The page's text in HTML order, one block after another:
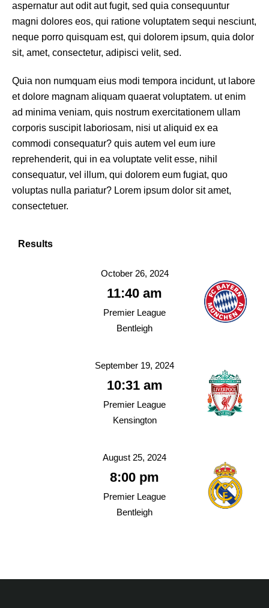
aspernatur aut odit aut fugit, sed quia consequuntur
magni dolores eos, qui ratione voluptatem sequi nesciunt,
neque porro quisquam est, qui dolorem ipsum, quia dolor
sit, amet, consectetur, adipisci velit, sed.
Quia non numquam eius modi tempora incidunt, ut labore
et dolore magnam aliquam quaerat voluptatem. ut enim
ad minima veniam, quis nostrum exercitationem ullam
corporis suscipit laboriosam, nisi ut aliquid ex ea
commodi consequatur? quis autem vel eum iure
reprehenderit, qui in ea voluptate velit esse, nihil
consequatur, vel illum, qui dolorem eum fugiat, quo
voluptas nulla pariatur? Lorem ipsum dolor sit amet,
consectetuer.
Results
October 26, 2024
11:40 am
Premier League
Bentleigh
September 19, 2024
10:31 am
Premier League
Kensington
August 25, 2024
8:00 pm
Premier League
Bentleigh